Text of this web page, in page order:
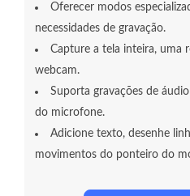
Oferecer modos
necessidades de gravação.
Capture a tela inteira, uma
webcam.
Suporta gravações de
do microfone.
Adicione texto, desenhe
movimentos do ponteiro do